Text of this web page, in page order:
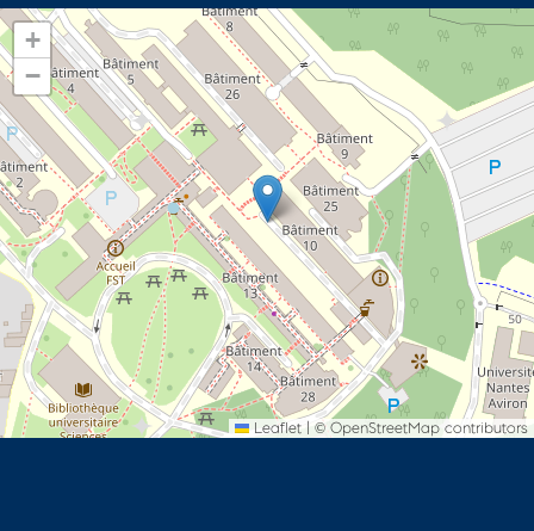
+
−
Leaflet © OpenStreetMap contributors